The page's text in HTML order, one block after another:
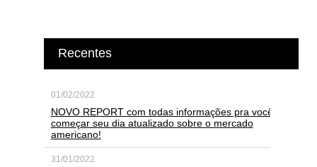
Recentes
01/02/2022
NOVO REPORT com todas informações pra você
começar seu dia atualizado sobre o mercado
americano!
31/01/2022